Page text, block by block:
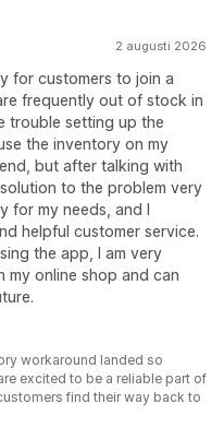
2 augusti 2026
for customers to join a
frequently out of stock in
trouble setting up the
the inventory on my
but after talking with
to the problem very
my needs, and I
helpful customer service.
the app, I am very
my online shop and can
workaround landed so
excited to be a reliable part of
find their way back to